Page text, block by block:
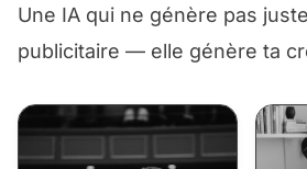
Une IA qui ne génère pas
publicitaire — elle génère ta